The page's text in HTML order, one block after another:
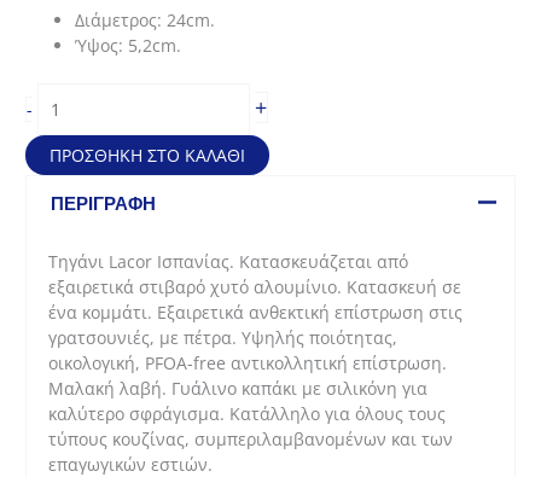
Διάμετρος: 24cm.
Ύψος: 5,2cm.
-
Stilo
από
στιβαρό
χυτό
ποσότητα
+
ΠΡΟΣΘΉΚΗ ΣΤΟ ΚΑΛΆΘΙ
ΠΕΡΙΓΡΑΦΉ
Τηγάνι Lacor Ισπανίας. Κατασκευάζεται από
εξαιρετικά στιβαρό χυτό αλουμίνιο. Κατασκευή σε
ένα κομμάτι. Εξαιρετικά ανθεκτική επίστρωση στις
γρατσουνιές, με πέτρα. Υψηλής ποιότητας,
οικολογική, PFOA-free αντικολλητική επίστρωση.
Μαλακή λαβή. Γυάλινο καπάκι με σιλικόνη για
καλύτερο σφράγισμα. Κατάλληλο για όλους τους
τύπους κουζίνας, συμπεριλαμβανομένων και των
επαγωγικών εστιών.